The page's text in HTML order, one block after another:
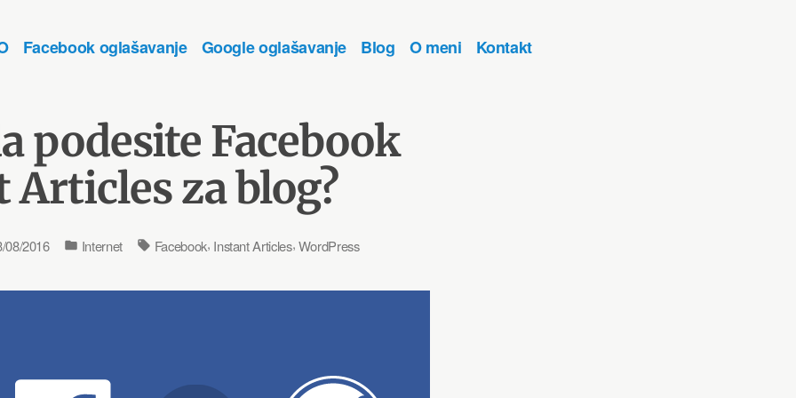
marketing
Facebook oglašavanje Google oglašavanje Blog O meni Kontakt
podesite Facebook
za blog?
08/2016
Posted
Internet Tags:
Facebook, Instant Articles,WordPress